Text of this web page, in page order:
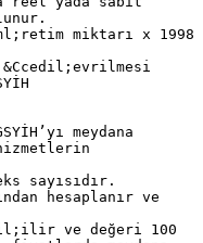
miktarı x 1998
&Ccedil;evrilmesi
meydana
sayısıdır.
hesaplanır ve
ve değeri 100